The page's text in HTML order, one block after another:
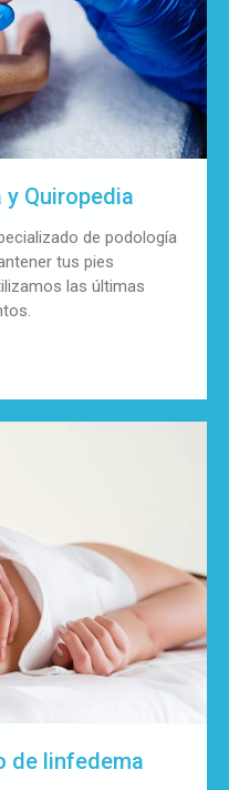
Quiropedia
de podología
tus pies
las últimas
de linfedema